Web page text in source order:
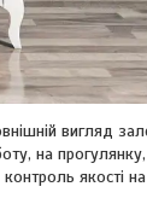
вигляд
на прогулянку,
контроль якості